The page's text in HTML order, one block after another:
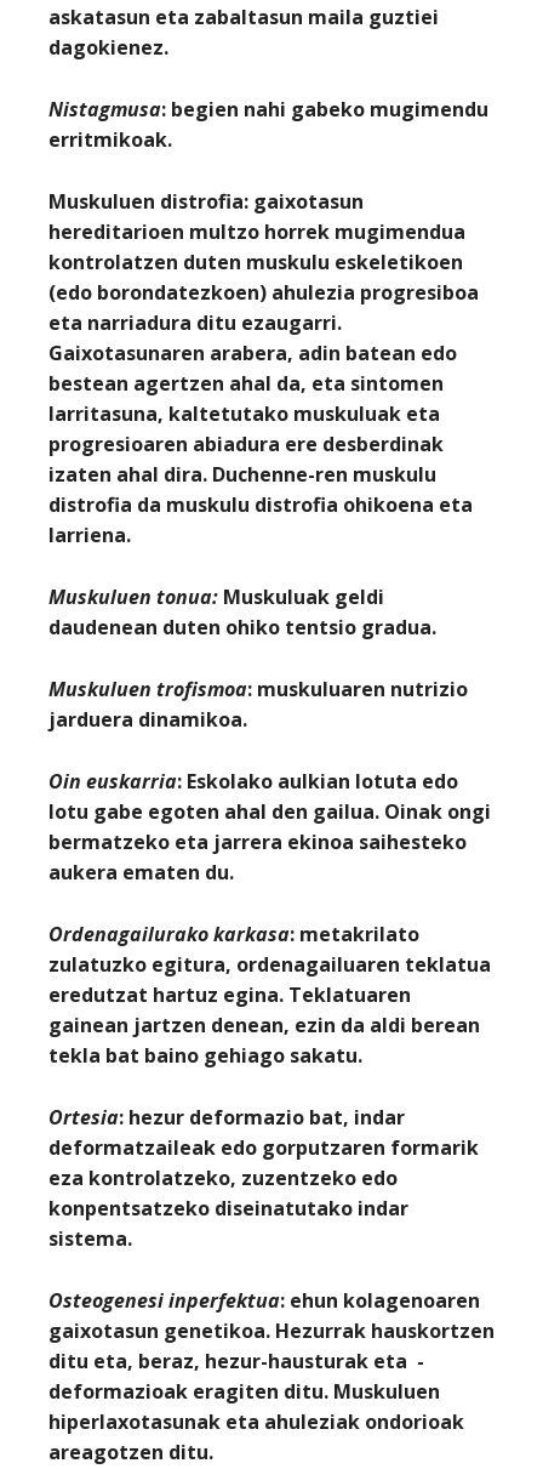
askatasun eta zabaltasun maila guztiei
dagokienez.
Nistagmusa: begien nahi gabeko mugimendu
erritmikoak.
Muskuluen distrofia: gaixotasun
hereditarioen multzo horrek mugimendua
kontrolatzen duten muskulu eskeletikoen
(edo borondatezkoen) ahulezia progresiboa
eta narriadura ditu ezaugarri.
Gaixotasunaren arabera, adin batean edo
bestean agertzen ahal da, eta sintomen
larritasuna, kaltetutako muskuluak eta
progresioaren abiadura ere desberdinak
izaten ahal dira. Duchenne-ren muskulu
distrofia da muskulu distrofia ohikoena eta
larriena.
Muskuluen tonua: Muskuluak geldi
daudenean duten ohiko tentsio gradua.
Muskuluen trofismoa: muskuluaren nutrizio
jarduera dinamikoa.
Oin euskarria: Eskolako aulkian lotuta edo
lotu gabe egoten ahal den gailua. Oinak ongi
bermatzeko eta jarrera ekinoa saihesteko
aukera ematen du.
Ordenagailurako karkasa: metakrilato
zulatuzko egitura, ordenagailuaren teklatua
eredutzat hartuz egina. Teklatuaren
gainean jartzen denean, ezin da aldi berean
tekla bat baino gehiago sakatu.
Ortesia: hezur deformazio bat, indar
deformatzaileak edo gorputzaren formarik
eza kontrolatzeko, zuzentzeko edo
konpentsatzeko diseinatutako indar
sistema.
Osteogenesi inperfektua: ehun kolagenoaren
gaixotasun genetikoa. Hezurrak hauskortzen
ditu eta, beraz, hezur-hausturak eta -
deformazioak eragiten ditu. Muskuluen
hiperlaxotasunak eta ahuleziak ondorioak
areagotzen ditu.